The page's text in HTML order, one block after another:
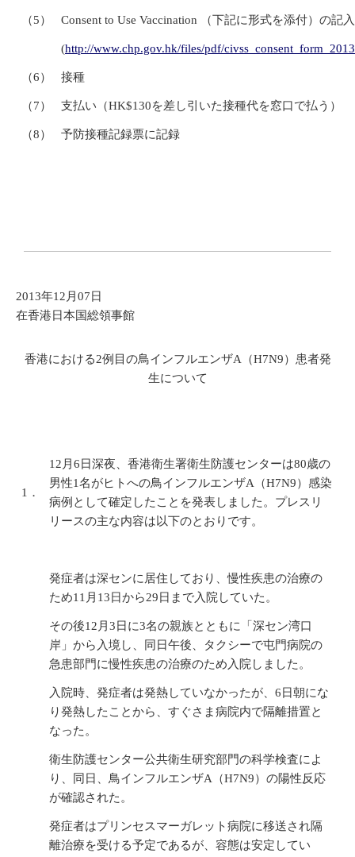
（5） Consent to Use Vaccination （下記に形式を添付）の記入
(http://www.chp.gov.hk/files/pdf/
（6） 接種
（7） 支払い（HK$130を差し引いた接種代を窓口で払う）
（8） 予防接種記録票に記録
2013年12月07日
在香港日本国総領事館
香港における2例目の鳥インフルエンザA（H7N9）患者発
生について
1．
12月6日深夜、香港衛生署衛生防護センターは80歳の
男性1名がヒトへの鳥インフルエンザA（H7N9）感染
病例として確定したことを発表しました。プレスリ
リースの主な内容は以下のとおりです。
発症者は深センに居住しており、慢性疾患の治療の
ため11月13日から29日まで入院していた。
その後12月3日に3名の親族とともに「深セン湾口
岸」から入境し、同日午後、タクシーで屯門病院の
急患部門に慢性疾患の治療のため入院しました。
入院時、発症者は発熱していなかったが、6日朝にな
り発熱したことから、すぐさま病院内で隔離措置と
なった。
衛生防護センター公共衛生研究部門の科学検査によ
り、同日、鳥インフルエンザA（H7N9）の陽性反応
が確認された。
発症者はプリンセスマーガレット病院に移送され隔
離治療を受ける予定であるが、容態は安定してい